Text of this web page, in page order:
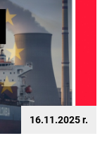
16.11.2025 r.